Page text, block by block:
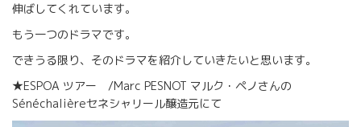
伸ばしてくれています。
もう一つのドラマです。
できうる限り、そのドラマを紹介していきたいと思います。
★ESPOA ツアー /Marc PESNOT マルク・ペノさんの
Sénéchalièreセネシャリール醸造元にて